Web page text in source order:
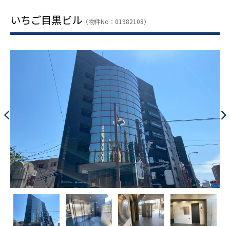
いちご目黒ビル （物件No：01982108）